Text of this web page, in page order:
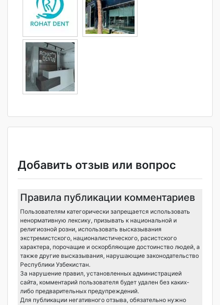
Добавить отзыв или вопрос
Правила публикации комментариев
Пользователям категорически запрещается использовать
ненормативную лексику, призывать к национальной и
религиозной розни, использовать высказывания
экстремистского, националистического, расистского
характера, порочащие и оскорбляющие достоинство людей, а
также другие высказывания, нарушающие законодательство
Республики Узбекистан.
За нарушение правил, установленных администрацией
сайта, комментарий пользователя будет удален без каких-
либо предварительных предупреждений.
Для публикации негативного отзыва, обязательно нужно